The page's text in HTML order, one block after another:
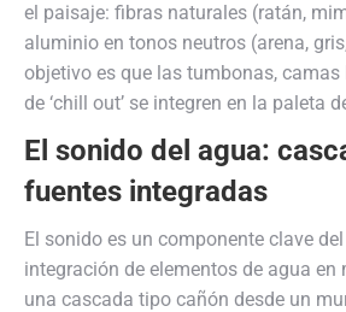
el paisaje: fibras naturales (ratán,
aluminio en tonos neutros (arena,
objetivo es que las tumbonas,
de ‘chill out’ se integren en la paleta
El sonido del agua:
fuentes integradas
El sonido es un componente clave
integración de elementos de agua
una cascada tipo cañón desde un